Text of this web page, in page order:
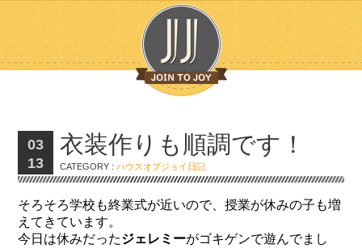
03
13
衣装作りも順調です！
CATEGORY :ハウスオブジョイ日記
そろそろ学校も終業式が近いので、授業が休みの子も増
えてきています。
今日は休みだったジェレミーがゴキゲンで遊んでまし